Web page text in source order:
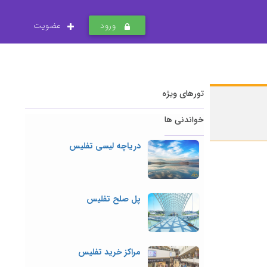
ورود عضویت
تورهای ویژه
خواندنی ها
دریاچه لیسی تفلیس
پل صلح تفلیس
مراکز خرید تفلیس